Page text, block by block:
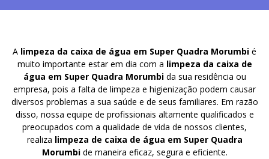
A limpeza da caixa de água em Super Quadra Morumbi é
muito importante estar em dia com a limpeza da caixa de
água em Super Quadra Morumbi da sua residência ou
empresa, pois a falta de limpeza e higienização podem causar
diversos problemas a sua saúde e de seus familiares. Em razão
disso, nossa equipe de profissionais altamente qualificados e
preocupados com a qualidade de vida de nossos clientes,
realiza limpeza de caixa de água em Super Quadra
Morumbi de maneira eficaz, segura e eficiente.